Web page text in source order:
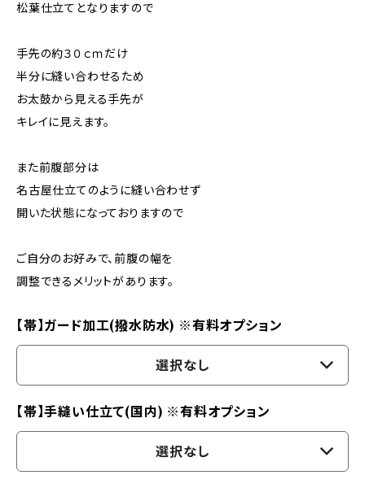
松葉仕立てとなりますので
手先の約３０ｃｍだけ
半分に縫い合わせるため
お太鼓から見える手先が
キレイに見えます。
また前腹部分は
名古屋仕立てのように縫い合わせず
開いた状態になっておりますので
ご自分のお好みで、前腹の幅を
調整できるメリットがあります。
【帯】ガード加工(撥水防水) ※有料オプション
選択なし
【帯】手縫い仕立て(国内) ※有料オプション
選択なし